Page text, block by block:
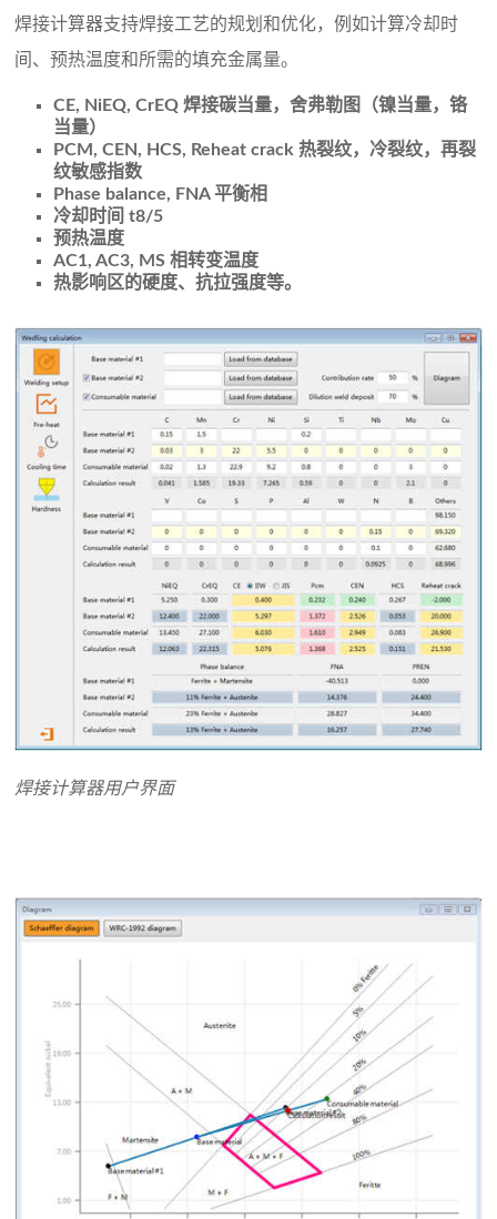
焊接计算器支持焊接工艺的规划和优化，例如计算冷却时
间、预热温度和所需的填充金属量。
CE, NiEQ, CrEQ 焊接碳当量，舍弗勒图（镍当量，铬
当量）
PCM, CEN, HCS, Reheat crack 热裂纹，冷裂纹，再裂
纹敏感指数
Phase balance, FNA 平衡相
冷却时间 t8/5
预热温度
AC1, AC3, MS 相转变温度
热影响区的硬度、抗拉强度等。
焊接计算器用户界面